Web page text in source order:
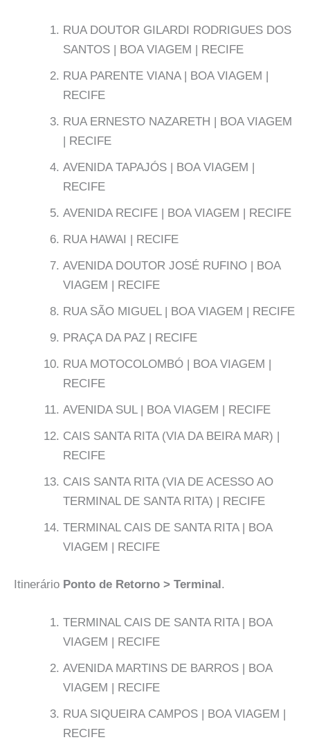
RUA DOUTOR GILARDI RODRIGUES DOS
SANTOS | BOA VIAGEM | RECIFE
RUA PARENTE VIANA | BOA VIAGEM |
RECIFE
RUA ERNESTO NAZARETH | BOA VIAGEM
| RECIFE
AVENIDA TAPAJÓS | BOA VIAGEM |
RECIFE
AVENIDA RECIFE | BOA VIAGEM | RECIFE
RUA HAWAI | RECIFE
AVENIDA DOUTOR JOSÉ RUFINO | BOA
VIAGEM | RECIFE
RUA SÃO MIGUEL | BOA VIAGEM | RECIFE
PRAÇA DA PAZ | RECIFE
RUA MOTOCOLOMBÓ | BOA VIAGEM |
RECIFE
AVENIDA SUL | BOA VIAGEM | RECIFE
CAIS SANTA RITA (VIA DA BEIRA MAR) |
RECIFE
CAIS SANTA RITA (VIA DE ACESSO AO
TERMINAL DE SANTA RITA) | RECIFE
TERMINAL CAIS DE SANTA RITA | BOA
VIAGEM | RECIFE
Itinerário Ponto de Retorno > Terminal.
TERMINAL CAIS DE SANTA RITA | BOA
VIAGEM | RECIFE
AVENIDA MARTINS DE BARROS | BOA
VIAGEM | RECIFE
RUA SIQUEIRA CAMPOS | BOA VIAGEM |
RECIFE